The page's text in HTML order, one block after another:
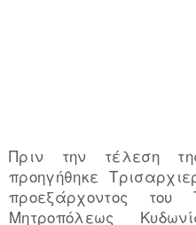
Πριν την τέλεση
προηγήθηκε
προεξάρχοντος του
Μητροπόλεως